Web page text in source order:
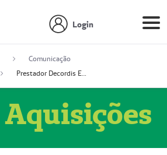
Login
Comunicação
Prestador Decordis Exames Cardiológicos LTDA (51004347-4)